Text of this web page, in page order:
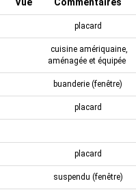
Vue Commentaires
placard
cuisine amériquaine,
aménagée et équipée
buanderie (fenêtre)
placard
placard
suspendu (fenêtre)